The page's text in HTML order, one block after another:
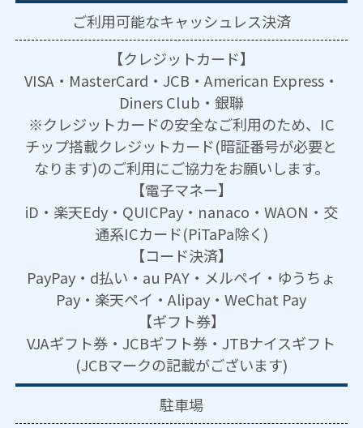
ご利用可能なキャッシュレス決済
【クレジットカード】
VISA・MasterCard・JCB・American Express・
Diners Club・銀聯
※クレジットカードの安全なご利用のため、IC
チップ搭載クレジットカード(暗証番号が必要と
なります)のご利用にご協力をお願いします。
【電子マネー】
iD・楽天Edy・QUICPay・nanaco・WAON・交
通系ICカード(PiTaPa除く)
【コード決済】
PayPay・d払い・au PAY・メルペイ・ゆうちょ
Pay・楽天ペイ・Alipay・WeChat Pay
【ギフト券】
VJAギフト券・JCBギフト券・JTBナイスギフト
(JCBマークの記載がございます)
駐車場